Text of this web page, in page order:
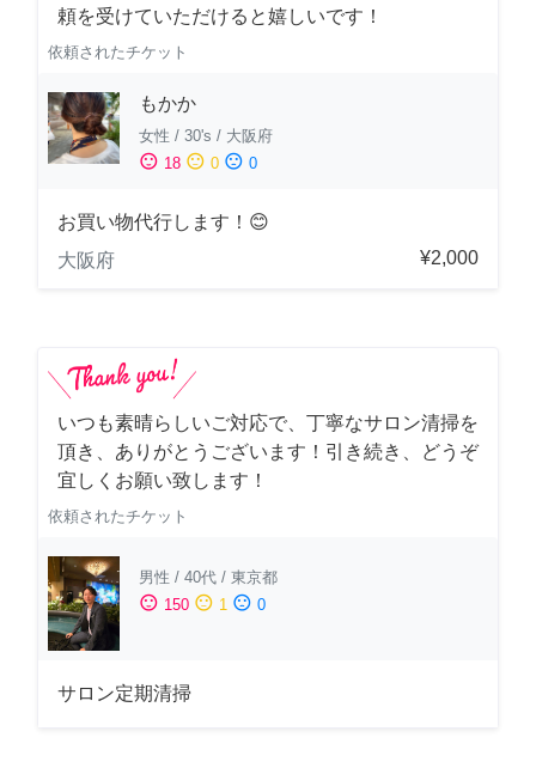
頼を受けていただけると嬉しいです！
依頼されたチケット
もかか
女性 / 30's / 大阪府
sentiment_satisfied 18 sentiment_neutral 0 sentiment_dissatisfied 0
お買い物代行します！😊
大阪府
¥2,000
いつも素晴らしいご対応で、丁寧なサロン清掃を
頂き、ありがとうございます！引き続き、どうぞ
宜しくお願い致します！
依頼されたチケット
男性 / 40代 / 東京都
sentiment_satisfied 150 sentiment_neutral 1 sentiment_dissatisfied 0
サロン定期清掃